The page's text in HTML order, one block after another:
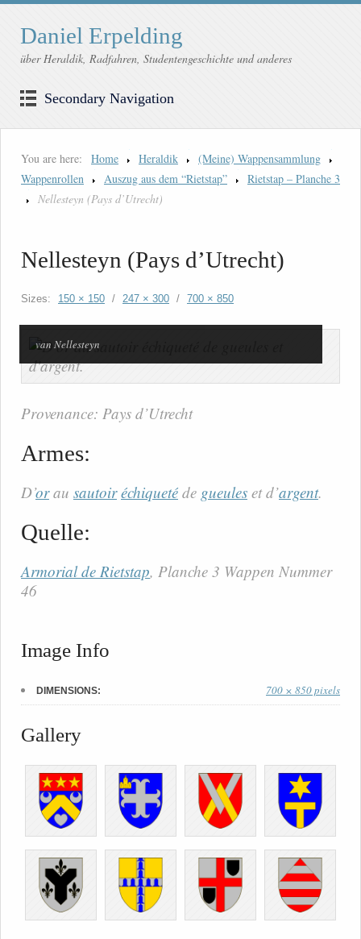
Daniel Erpelding
über Heraldik, Radfahren, Studentengeschichte und anderes
Secondary Navigation
You are here: Home Heraldik
(Meine) Wappensammlung
Wappenrollen
Auszug aus dem “Rietstap”
Rietstap – Planche 3
Nellesteyn (Pays d’Utrecht)
Nellesteyn (Pays d’Utrecht)
Sizes: 150 × 150 / 247 × 300 / 700 × 850
van Nellesteyn
Provenance: Pays d’Utrecht
Armes:
D’orau sautoir échiqueté de gueules et d’argent.
Quelle:
Armorial de Rietstap, Planche 3 Wappen Nummer
46
Image Info
DIMENSIONS: 700 × 850 pixels
Gallery